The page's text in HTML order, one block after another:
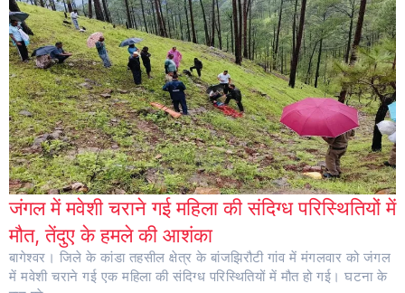
जंगल में मवेशी चराने गई महिला की संदिग्ध परिस्थितियों में
मौत, तेंदुए के हमले की आशंका
बागेश्वर। जिले के कांडा तहसील क्षेत्र के बांजझिरौटी गांव में मंगलवार को जंगल
में मवेशी चराने गई एक महिला की संदिग्ध परिस्थितियों में मौत हो गई। घटना के